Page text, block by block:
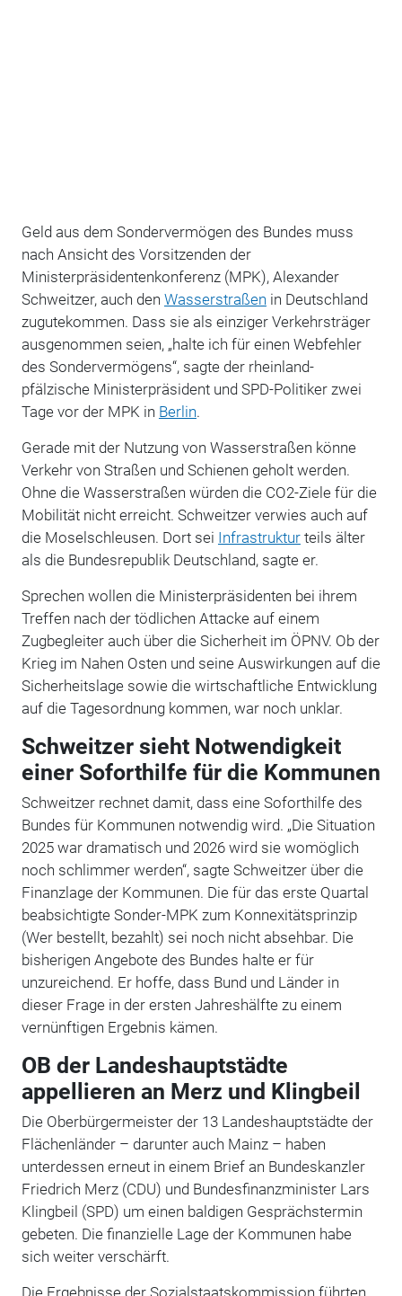
Geld aus dem Sondervermögen des Bundes muss
nach Ansicht des Vorsitzenden der
Ministerpräsidentenkonferenz (MPK), Alexander
Schweitzer, auch den Wasserstraßen in Deutschland
zugutekommen. Dass sie als einziger Verkehrsträger
ausgenommen seien, „halte ich für einen Webfehler
des Sondervermögens“, sagte der rheinland-
pfälzische Ministerpräsident und SPD-Politiker zwei
Tage vor der MPK in Berlin.
Gerade mit der Nutzung von Wasserstraßen könne
Verkehr von Straßen und Schienen geholt werden.
Ohne die Wasserstraßen würden die CO2-Ziele für die
Mobilität nicht erreicht. Schweitzer verwies auch auf
die Moselschleusen. Dort sei Infrastrukturteils älter
als die Bundesrepublik Deutschland, sagte er.
Sprechen wollen die Ministerpräsidenten bei ihrem
Treffen nach der tödlichen Attacke auf einem
Zugbegleiter auch über die Sicherheit im ÖPNV. Ob der
Krieg im Nahen Osten und seine Auswirkungen auf die
Sicherheitslage sowie die wirtschaftliche Entwicklung
auf die Tagesordnung kommen, war noch unklar.
Schweitzer sieht Notwendigkeit
einer Soforthilfe für die Kommunen
Schweitzer rechnet damit, dass eine Soforthilfe des
Bundes für Kommunen notwendig wird. „Die Situation
2025 war dramatisch und 2026 wird sie womöglich
noch schlimmer werden“, sagte Schweitzer über die
Finanzlage der Kommunen. Die für das erste Quartal
beabsichtigte Sonder-MPK zum Konnexitätsprinzip
(Wer bestellt, bezahlt) sei noch nicht absehbar. Die
bisherigen Angebote des Bundes halte er für
unzureichend. Er hoffe, dass Bund und Länder in
dieser Frage in der ersten Jahreshälfte zu einem
vernünftigen Ergebnis kämen.
OB der Landeshauptstädte
appellieren an Merz und Klingbeil
Die Oberbürgermeister der 13 Landeshauptstädte der
Flächenländer – darunter auch Mainz – haben
unterdessen erneut in einem Brief an Bundeskanzler
Friedrich Merz (CDU) und Bundesfinanzminister Lars
Klingbeil (SPD) um einen baldigen Gesprächstermin
gebeten. Die finanzielle Lage der Kommunen habe
sich weiter verschärft.
Die Ergebnisse der Sozialstaatskommission führten